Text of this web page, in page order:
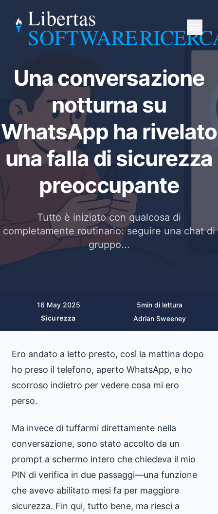
Libertas
SOFTWARE
Una conversazione
notturna su
WhatsApp ha rivelato
una falla di sicurezza
preoccupante
Tutto è iniziato con qualcosa di
completamente routinario: seguire una chat di
gruppo...
16 May 2025 5min di lettura
Sicurezza
Adrian Sweeney
Ero andato a letto presto, così la mattina dopo
ho preso il telefono, aperto WhatsApp, e ho
scorroso indietro per vedere cosa mi ero
perso.
Ma invece di tuffarmi direttamente nella
conversazione, sono stato accolto da un
prompt a schermo intero che chiedeva il mio
PIN di verifica in due passaggi—una funzione
che avevo abilitato mesi fa per maggiore
sicurezza. Fin qui, tutto bene, ma riesci a